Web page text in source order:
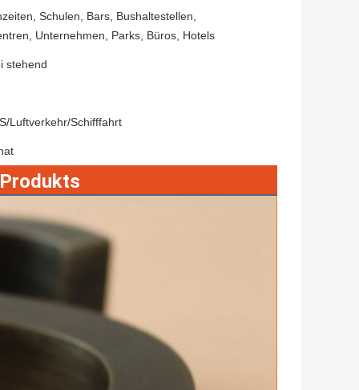
Schulen, Bars, Bushaltestellen,
Unternehmen, Parks, Büros, Hotels
stehend
Luftverkehr/Schifffahrt